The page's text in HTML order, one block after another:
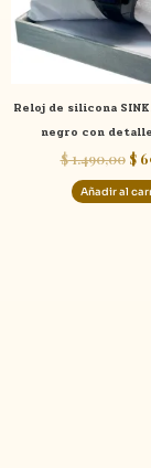
Reloj de silicona
negro con
$1.490,00 $
Añadir al